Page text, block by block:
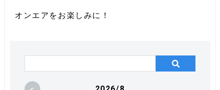
オンエアをお楽しみに！